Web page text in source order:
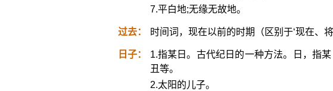
7.平白地;无缘无故地。
过去： 时间词，现在以前的时期（区别于‘现在、
日子：
1.指某日。古代纪日的一种方法。日，指
丑等。
2.太阳的儿子。